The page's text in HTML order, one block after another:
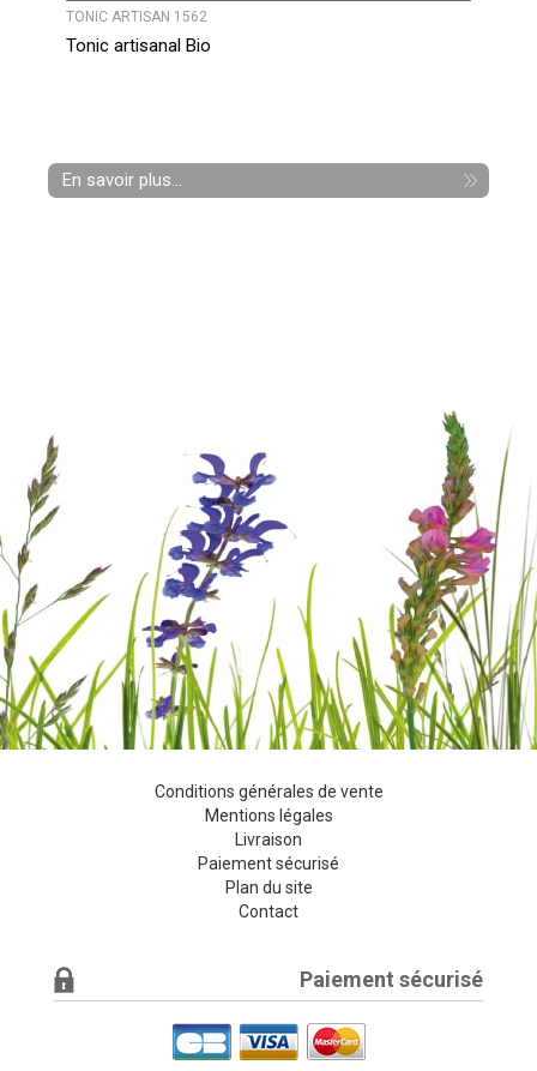
TONIC ARTISAN 1562
Tonic artisanal Bio
En savoir plus...
Conditions générales de vente
Mentions légales
Livraison
Paiement sécurisé
Plan du site
Contact
Paiement sécurisé